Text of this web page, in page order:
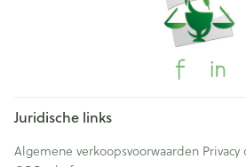
Juridische links
Algemene verkoopsvoorwaarden